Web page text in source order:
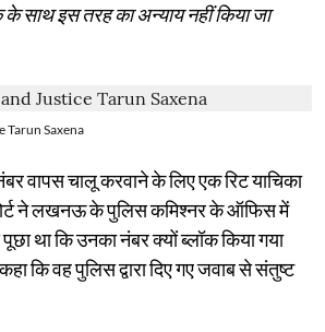
के साथ इस तरह का अन्याय नहीं किया जा
Tarun Saxena
वापस चालू करवाने के लिए एक रिट याचिका
ने लखनऊ के पुलिस कमिश्नर के ऑफिस में
था कि उनका नंबर क्यों ब्लॉक किया गया
कि वह पुलिस द्वारा दिए गए जवाब से संतुष्ट